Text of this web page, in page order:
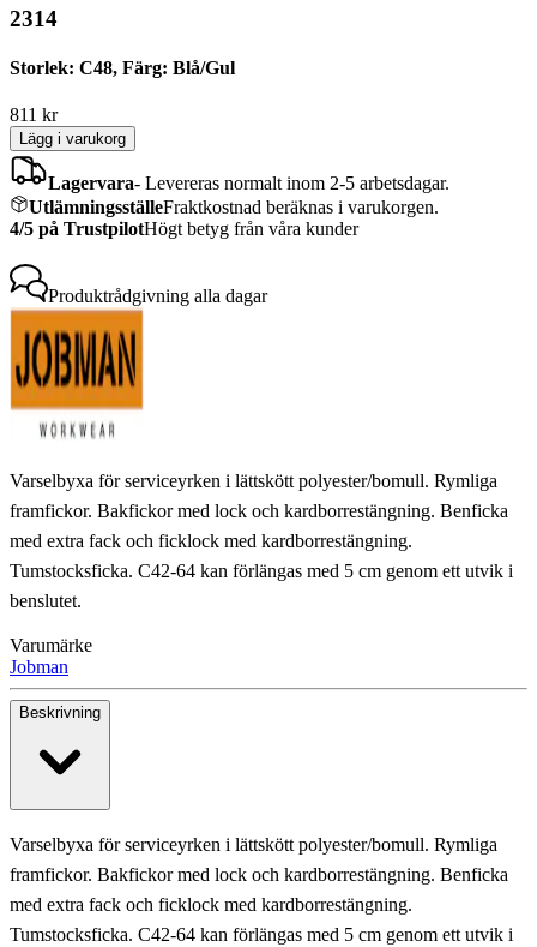
2314
Storlek: C48, Färg: Blå/Gul
811 kr
Lägg i varukorg
Lagervara- Levereras normalt inom 2-5 arbetsdagar.
UtlämningsställeFraktkostnad beräknas i varukorgen.
4/5 på TrustpilotHögt betyg från våra kunder
Produktrådgivning alla dagar
Varselbyxa för serviceyrken i lättskött polyester/bomull. Rymliga
framfickor. Bakfickor med lock och kardborrestängning. Benficka
med extra fack och ficklock med kardborrestängning.
Tumstocksficka. C42-64 kan förlängas med 5 cm genom ett utvik i
benslutet.
Varumärke
Jobman
Beskrivning
Varselbyxa för serviceyrken i lättskött polyester/bomull. Rymliga
framfickor. Bakfickor med lock och kardborrestängning. Benficka
med extra fack och ficklock med kardborrestängning.
Tumstocksficka. C42-64 kan förlängas med 5 cm genom ett utvik i